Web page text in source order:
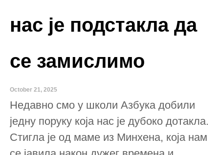
нас је подстакла да
се замислимо
October 21, 2025
Недавно смо у школи Азбука добили
једну поруку која нас је дубоко дотакла.
Стигла је од маме из Минхена, која нам